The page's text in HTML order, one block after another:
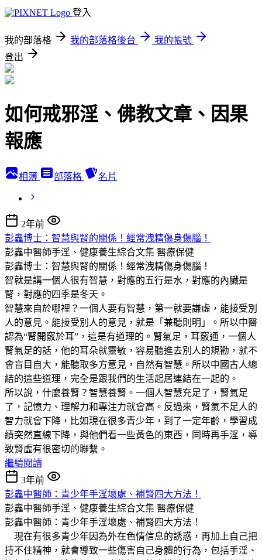
登入
我的部落格 我的部落格後台
我的帳號
登出
如何戒邪淫、佛教文章、因果
報應
相簿 部落格 名片
2年前
彭鑫博士：智慧與腎的關係！經常洩精傷身傷腦！
彭鑫中醫師手淫、健康養生綜合文集 醫療保健
彭鑫博士：智慧與腎的關係！經常洩精傷身傷腦！
智就是講一個人很有智慧，對應的五行是水，對應的內臟是
腎，對應的四季是冬天。
智慧來自於哪裡？一個人要有智慧，第一就要謙虛，能接受別
人的意見。能接受別人的意見，就是「兼聽則明」。所以中醫
認為“腎開竅於耳”，這是有道理的。腎氣足，耳竅通，一個人
腎氣足的話，他的耳朵就靈敏，容易聽進去別人的規勸，就不
會盲目自大，能聽取多方意見，自然有智慧。所以中國古人總
結的這些道理，完全是跟我們的生活起居連結在一起的。
所以說，什麼養腎？智慧養腎。一個人智慧充足了，腎氣足
了，記憶力、理解力和專注力就會高。反過來，腎氣不足人的
智力就會下降，比如現在很多青少年，到了一定年齡，學習成
績突然直線下降，與他們看一些黃色的東西，同時再手淫，導
致腎虛有很密切的聯繫。
繼續閱讀
3年前
彭鑫中醫師：青少年手淫壞處、補腎四大方法！
彭鑫中醫師手淫、健康養生綜合文集 醫療保健
彭鑫中醫師：青少年手淫壞處、補腎四大方法！
現在有很多青少年因為外在色情信息的誘惑，再加上自己把
持不住精神，就會導致一些傷害自己身體的行為，包括手淫、